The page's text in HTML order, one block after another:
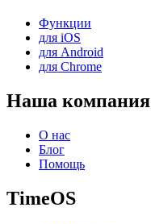
Функции
для iOS
для Android
для Chrome
Наша компания
О нас
Блог
Помощь
TimeOS